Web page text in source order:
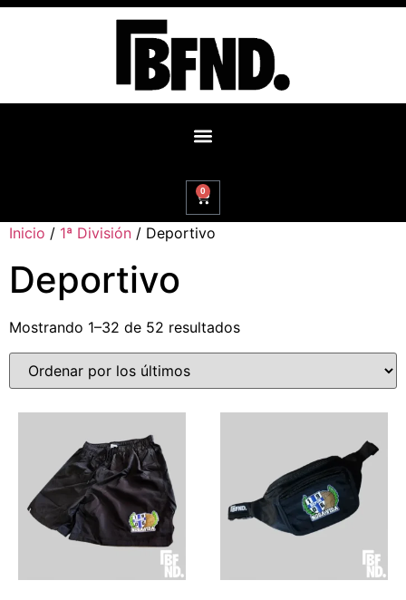
0
Inicio / 1ª División / Deportivo
Deportivo
Mostrando 1–32 de 52 resultados